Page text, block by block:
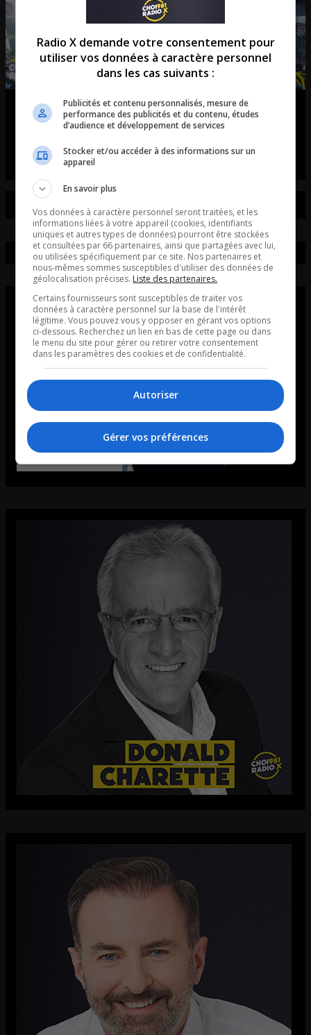
Tiësto débarque à Québec!
Radio X demande votre consentement pour
utiliser vos données à caractère personnel
dans les cas suivants :
Publicités et contenu personnalisés, mesure de
performance des publicités et du contenu, études
d’audience et développement de services
Stocker et/ou accéder à des informations sur un
appareil
En savoir plus
Vos données à caractère personnel seront traitées, et les
informations liées à votre appareil (cookies, identifiants
uniques et autres types de données) pourront être stockées
et consultées par 66 partenaires, ainsi que partagées avec lui,
ou utilisées spécifiquement par ce site. Nos partenaires et
nous-mêmes sommes susceptibles d'utiliser des données de
géolocalisation précises. Liste des partenaires.
Certains fournisseurs sont susceptibles de traiter vos
données à caractère personnel sur la base de l'intérêt
légitime. Vous pouvez vous y opposer en gérant vos options
ci-dessous. Recherchez un lien en bas de cette page ou dans
le menu du site pour gérer ou retirer votre consentement
dans les paramètres des cookies et de confidentialité.
Autoriser
Gérer vos préférences